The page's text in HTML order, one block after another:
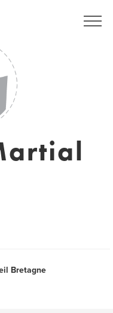
Bretagne